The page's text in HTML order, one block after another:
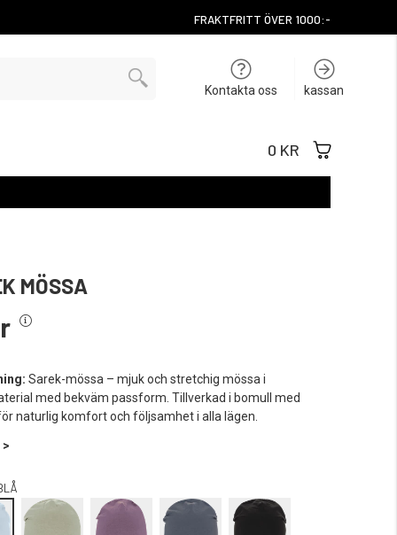
FRAKTFRITT ÖVER 1000:-
Kontakta oss kassan
0 KR
MÖSSA
Sarek-mössa – mjuk och stretchig mössa i
med bekväm passform. Tillverkad i bomull med
naturlig komfort och följsamhet i alla lägen.